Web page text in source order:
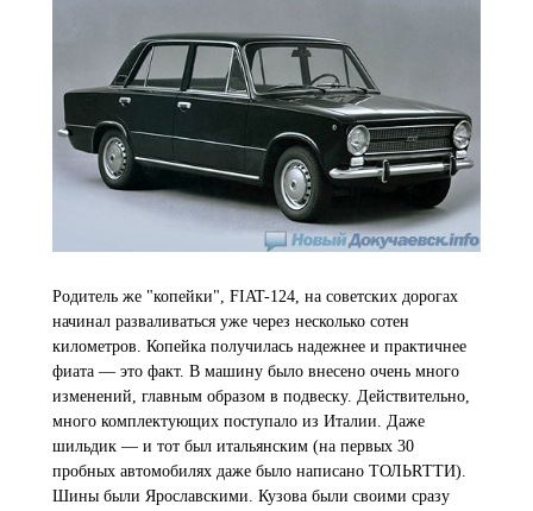
Родитель же "копейки", FIAT-124, на советских дорогах
начинал разваливаться уже через несколько сотен
километров. Копейка получилась надежнее и практичнее
фиата — это факт. В машину было внесено очень много
изменений, главным образом в подвеску. Действительно,
много комплектующих поступало из Италии. Даже
шильдик — и тот был итальянским (на первых 30
пробных автомобилях даже было написано ТОЛЬRТТИ).
Шины были Ярославскими. Кузова были своими сразу